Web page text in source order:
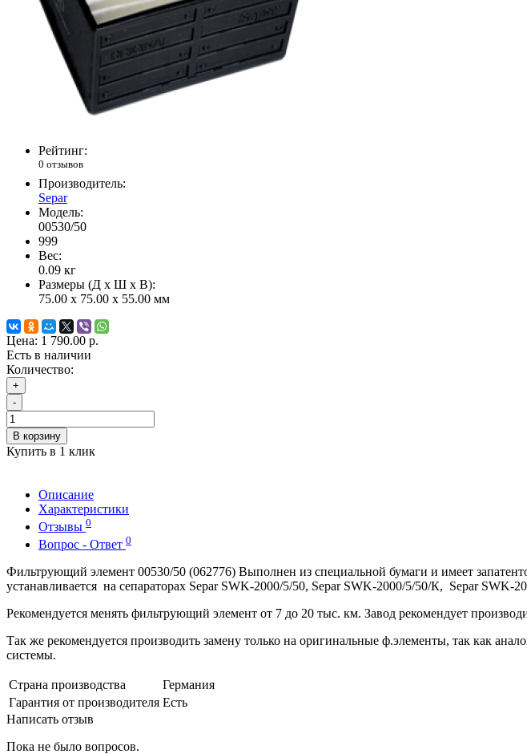
Рейтинг:
0 отзывов
Производитель:
Separ
Модель:
00530/50
999
Вес:
0.09 кг
Размеры (Д x Ш x В):
75.00 x 75.00 x 55.00 мм
Цена: 1 790.00 р.
Есть в наличии
Количество:
+
-
В корзину
Купить в 1 клик
Описание
Характеристики
Отзывы 0
Вопрос - Ответ 0
Фильтрующий элемент 00530/50 (062776) Выполнен из специальной бумаги и имеет
устанавливается на сепараторах Separ SWK-2000/5/50, Separ SWK-2000/5/50/К, Separ SWK-
Рекомендуется менять фильтрующий элемент от 7 до 20 тыс. км. Завод рекомендует
Так же рекомендуется производить замену только на оригинальные ф.элементы, так как
системы.
Страна производства
Германия
Гарантия от производителя Есть
Написать отзыв
Пока не было вопросов.